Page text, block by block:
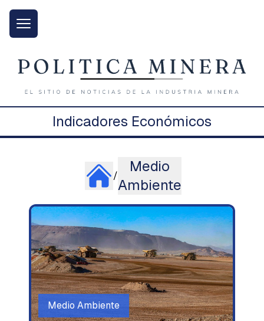
Indicadores Económicos
/
Medio
Ambiente
Medio Ambiente